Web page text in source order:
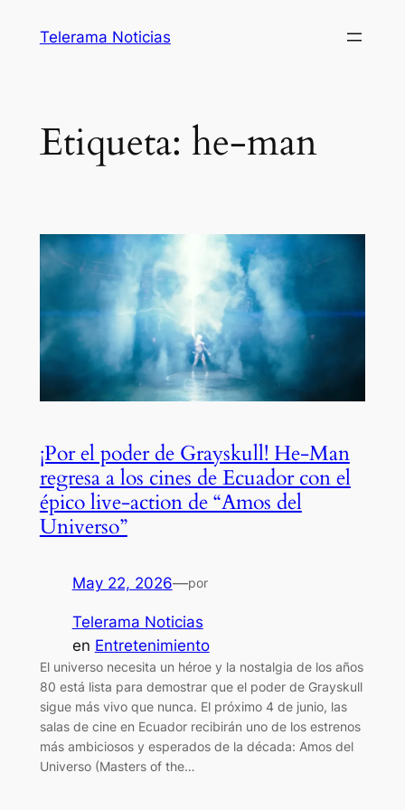
Telerama Noticias
Etiqueta: he-man
¡Por el poder de Grayskull! He-Man
regresa a los cines de Ecuador con el
épico live-action de “Amos del
Universo”
May 22, 2026—por
Telerama Noticias
en Entretenimiento
El universo necesita un héroe y la nostalgia de los años
80 está lista para demostrar que el poder de Grayskull
sigue más vivo que nunca. El próximo 4 de junio, las
salas de cine en Ecuador recibirán uno de los estrenos
más ambiciosos y esperados de la década: Amos del
Universo (Masters of the…